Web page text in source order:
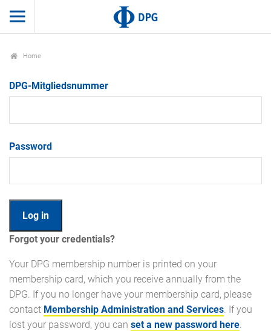
Home
DPG-Mitgliedsnummer
Password
Forgot your credentials?
Your DPG membership number is printed on your
membership card, which you receive annually from the
DPG. If you no longer have your membership card, please
contact Membership Administration and Services . If you
lost your password, you can set a new password here